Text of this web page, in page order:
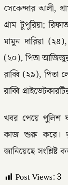
সেকেন্দার আলী,
গ্রাম টুপুরিয়া;
মামুন দারিয়া (২৪),
(২০), পিতা আজিজুর
রাব্বি (২৯), পিতা
রাব্বি
খবর পেয়ে পুলিশ
কাজ শুরু করে।
জানিয়েছে সংশ্লিষ্ট
Post Views: 3